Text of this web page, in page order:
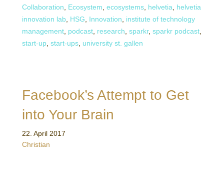
Collaboration, Ecosystem, ecosystems, helvetia, helvetia
innovation lab, HSG, Innovation, institute of technology
management, podcast, research, sparkr, sparkr podcast,
start-up, start-ups, university st. gallen
Facebook’s Attempt to Get
into Your Brain
22. April 2017
Christian